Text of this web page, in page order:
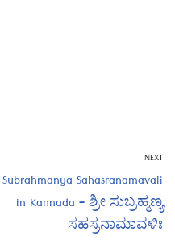
NEXT
Subrahmanya Sahasranamavali
in Kannada – ಶ್ರೀ ಸುಬ್ರಹ್ಮಣ್ಯ
ಸಹಸ್ರನಾಮಾವಳಿಃ